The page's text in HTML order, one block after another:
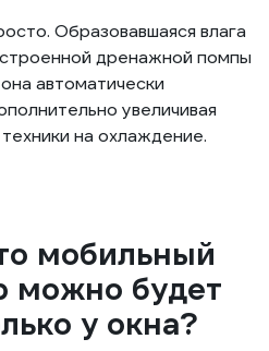
Образовавшаяся влага
дренажной помпы
автоматически
увеличивая
на охлаждение.
мобильный
можно будет
у окна?